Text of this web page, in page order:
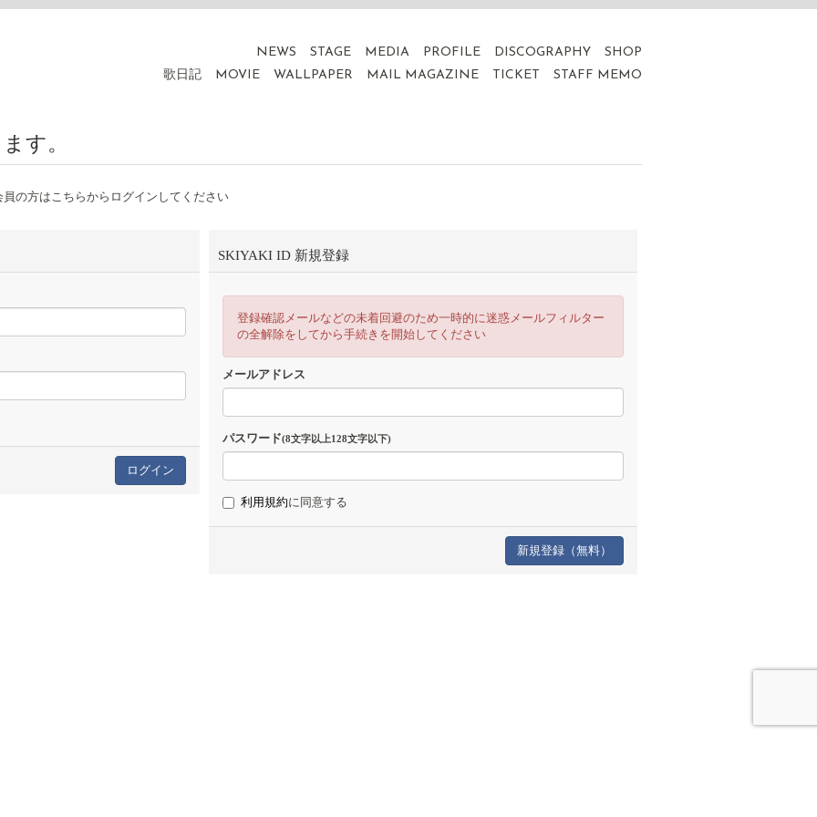
NEWS STAGE MEDIA PROFILE DISCOGRAPHY
SHOP
歌日記
MOVIE WALLPAPER MAIL MAGAZINE TICKET STAFF MEMO
す。
の方はこちらからログインしてください
SKIYAKI ID 新規登録
登録確認メールなどの未着回避のため一時的に迷惑メールフィルター
の全解除をしてから手続きを開始してください
メールアドレス
パスワード(8文字以上128文字以下)
利用規約に同意する